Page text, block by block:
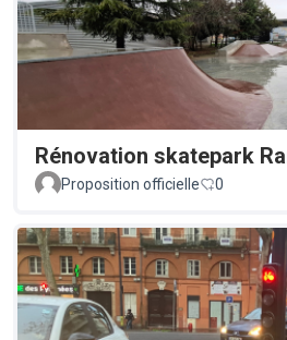
Rénovation skatepark
Proposition officielle
0